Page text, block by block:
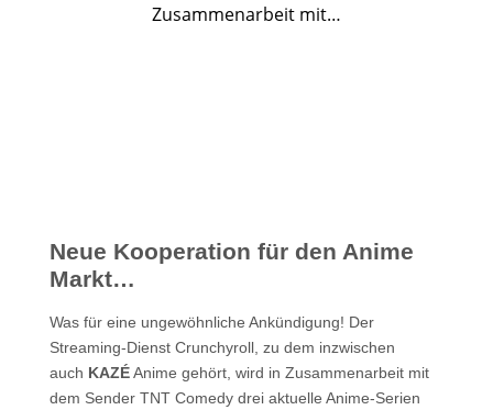
Zusammenarbeit mit…
Neue Kooperation für den Anime
Markt…
Was für eine ungewöhnliche Ankündigung! Der
Streaming-Dienst Crunchyroll, zu dem inzwischen
auch KAZÉAnime gehört, wird in Zusammenarbeit mit
dem Sender TNT Comedy drei aktuelle Anime-Serien